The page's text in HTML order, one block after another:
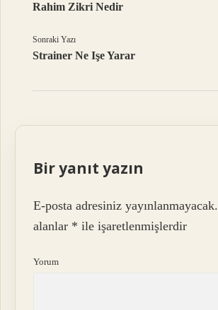
Rahim Zikri Nedir
Sonraki Yazı
Strainer Ne Işe Yarar
Bir yanıt yazın
E-posta adresiniz yayınlanmayacak.
alanlar * ile işaretlenmişlerdir
Yorum